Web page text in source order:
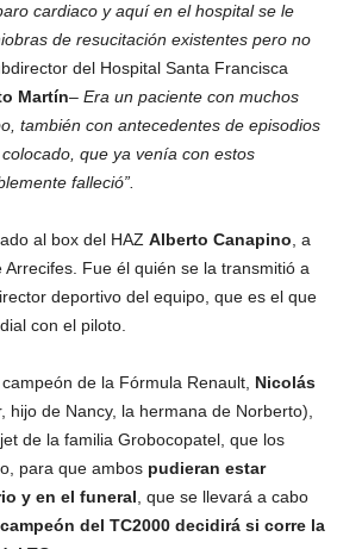
cardiaco y aquí en el hospital se le
de resucitación existentes pero no
del Hospital Santa Francisca
Martín– Era un paciente con muchos
también con antecedentes de episodios
que ya venía con estos
falleció”.
al box del HAZ Alberto Canapino , a
Fue él quién se la transmitió a
deportivo del equipo, que es el que
con el piloto.
de la Fórmula Renault, Nicolás
hijo de Nancy, la hermana de Norberto),
de la familia Grobocopatel, que los
para que ambos pudieran estar
y en el funeral , que se llevará a cabo
del TC2000 decidirá si corre la